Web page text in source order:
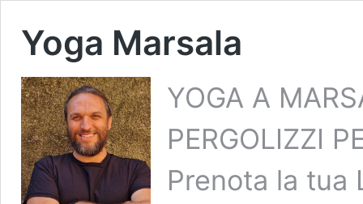
Yoga Marsala
YOGA A
PERGOLIZZI
Prenota la tua